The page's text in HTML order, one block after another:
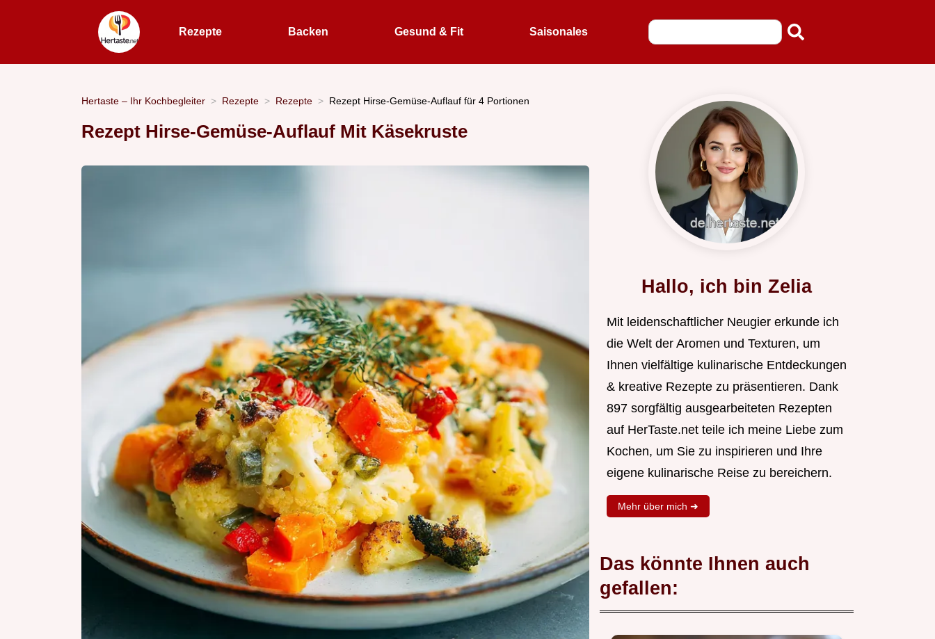
Rezepte Backen Gesund & Fit Saisonales
Hertaste – Ihr Kochbegleiter Rezepte Rezepte Rezept Hirse-Gemüse-Auflauf für 4 Portionen
Rezept Hirse-Gemüse-Auflauf Mit Käsekruste
Hallo, ich bin Zelia
Mit leidenschaftlicher Neugier erkunde ich
die Welt der Aromen und Texturen, um
Ihnen vielfältige kulinarische Entdeckungen
& kreative Rezepte zu präsentieren. Dank
897 sorgfältig ausgearbeiteten Rezepten
auf HerTaste.net teile ich meine Liebe zum
Kochen, um Sie zu inspirieren und Ihre
eigene kulinarische Reise zu bereichern.
Mehr über mich ➜
Das könnte Ihnen auch
gefallen: